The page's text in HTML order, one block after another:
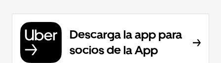
Descarga la app para
socios de la App